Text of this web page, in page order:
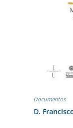
Documentos
D.